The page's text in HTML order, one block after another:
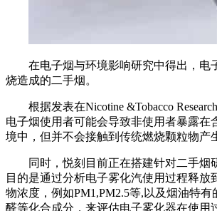
在电子烟与环境影响研究中得出，电
烧造成的二手烟。
根据发表在Nicotine &Tobacco
电子烟使用者可能会导致非使用者暴露在
境中，但并不会接触到传统燃烧颗粒物产
同时，悦刻目前正在搭建针对二手烟
目的是通过分析电子雾化汽使用过程释放
物浓度，例如PM1,PM2.5等,以及烟油特有
醛等化合成分，来评估电子雾化器在使用